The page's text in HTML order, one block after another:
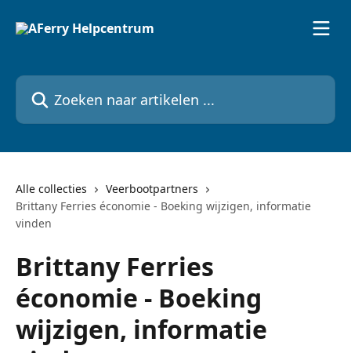
Zoeken naar artikelen ...
Alle collecties
Veerbootpartners
Brittany Ferries économie - Boeking wijzigen, informatie
vinden
Brittany Ferries
économie - Boeking
wijzigen, informatie